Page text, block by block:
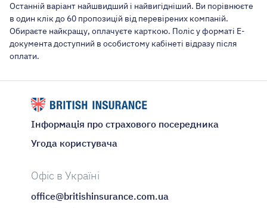
Останній варіант найшвидший і найвигідніший. Ви порівнюєте
в один клік до 60 пропозицій від перевірених компаній.
Обираєте найкращу, оплачуєте карткою. Поліс у форматі Е-
документа доступний в особистому кабінеті відразу після
оплати.
Інформація про страхового посередника
Угода користувача
Офіс в Україні
office@britishinsurance.com.ua